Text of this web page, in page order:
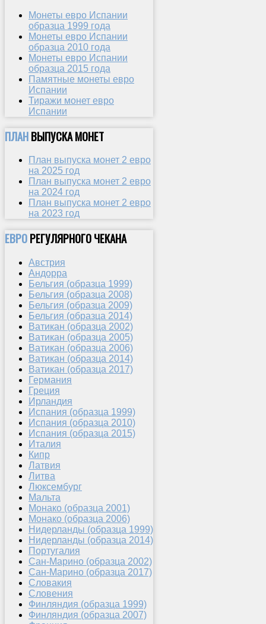
Монеты евро Испании
образца 1999 года
Монеты евро Испании
образца 2010 года
Монеты евро Испании
образца 2015 года
Памятные монеты евро
Испании
Тиражи монет евро
Испании
ПЛАНВЫПУСКА МОНЕТ
План выпуска монет 2 евро
на 2025 год
План выпуска монет 2 евро
на 2024 год
План выпуска монет 2 евро
на 2023 год
ЕВРОРЕГУЛЯРНОГО ЧЕКАНА
Австрия
Андорра
Бельгия (образца 1999)
Бельгия (образца 2008)
Бельгия (образца 2009)
Бельгия (образца 2014)
Ватикан (образца 2002)
Ватикан (образца 2005)
Ватикан (образца 2006)
Ватикан (образца 2014)
Ватикан (образца 2017)
Германия
Греция
Ирландия
Испания (образца 1999)
Испания (образца 2010)
Испания (образца 2015)
Италия
Кипр
Латвия
Литва
Люксембург
Мальта
Монако (образца 2001)
Монако (образца 2006)
Нидерланды (образца 1999)
Нидерланды (образца 2014)
Португалия
Сан-Марино (образца 2002)
Сан-Марино (образца 2017)
Словакия
Словения
Финляндия (образца 1999)
Финляндия (образца 2007)